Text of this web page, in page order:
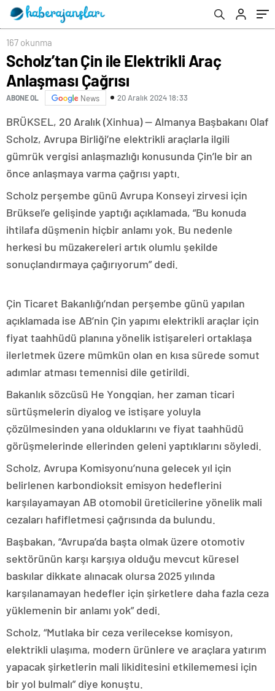
167 okunma
Scholz’tan Çin ile Elektrikli Araç
Anlaşması Çağrısı
ABONE OL News 20 Aralık 2024 18:33
BRÜKSEL, 20 Aralık (Xinhua) — Almanya Başbakanı Olaf
Scholz, Avrupa Birliği’ne elektrikli araçlarla ilgili
gümrük vergisi anlaşmazlığı konusunda Çin’le bir an
önce anlaşmaya varma çağrısı yaptı.
Scholz perşembe günü Avrupa Konseyi zirvesi için
Brüksel’e gelişinde yaptığı açıklamada, “Bu konuda
ihtilafa düşmenin hiçbir anlamı yok. Bu nedenle
herkesi bu müzakereleri artık olumlu şekilde
sonuçlandırmaya çağırıyorum” dedi.
Çin Ticaret Bakanlığı’ndan perşembe günü yapılan
açıklamada ise AB’nin Çin yapımı elektrikli araçlar için
fiyat taahhüdü planına yönelik istişareleri ortaklaşa
ilerletmek üzere mümkün olan en kısa sürede somut
adımlar atması temennisi dile getirildi.
Bakanlık sözcüsü He Yongqian, her zaman ticari
sürtüşmelerin diyalog ve istişare yoluyla
çözülmesinden yana olduklarını ve fiyat taahhüdü
görüşmelerinde ellerinden geleni yaptıklarını söyledi.
Scholz, Avrupa Komisyonu’nuna gelecek yıl için
belirlenen karbondioksit emisyon hedeflerini
karşılayamayan AB otomobil üreticilerine yönelik mali
cezaları hafifletmesi çağrısında da bulundu.
Başbakan, “Avrupa’da başta olmak üzere otomotiv
sektörünün karşı karşıya olduğu mevcut küresel
baskılar dikkate alınacak olursa 2025 yılında
karşılanamayan hedefler için şirketlere daha fazla ceza
yüklemenin bir anlamı yok” dedi.
Scholz, “Mutlaka bir ceza verilecekse komisyon,
elektrikli ulaşıma, modern ürünlere ve araçlara yatırım
yapacak şirketlerin mali likiditesini etkilememesi için
bir yol bulmalı” diye konuştu.